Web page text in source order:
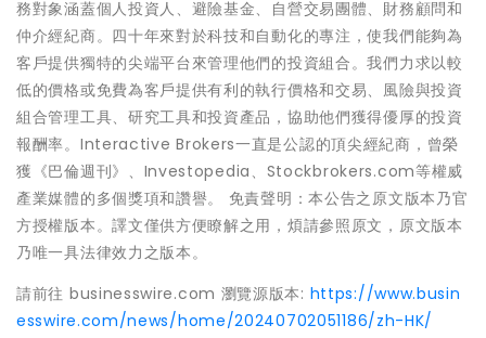
務對象涵蓋個人投資人、避險基金、自營交易團體、財務顧問和
仲介經紀商。四十年來對於科技和自動化的專注，使我們能夠為
客戶提供獨特的尖端平台來管理他們的投資組合。我們力求以較
低的價格或免費為客戶提供有利的執行價格和交易、風險與投資
組合管理工具、研究工具和投資產品，協助他們獲得優厚的投資
報酬率。Interactive Brokers一直是公認的頂尖經紀商，曾榮
獲《巴倫週刊》、Investopedia、Stockbrokers.com等權威
產業媒體的多個獎項和讚譽。 免責聲明：本公告之原文版本乃官
方授權版本。譯文僅供方便瞭解之用，煩請參照原文，原文版本
乃唯一具法律效力之版本。
請前往 businesswire.com 瀏覽源版本: https://www.busin
esswire.com/news/home/20240702051186/zh-HK/